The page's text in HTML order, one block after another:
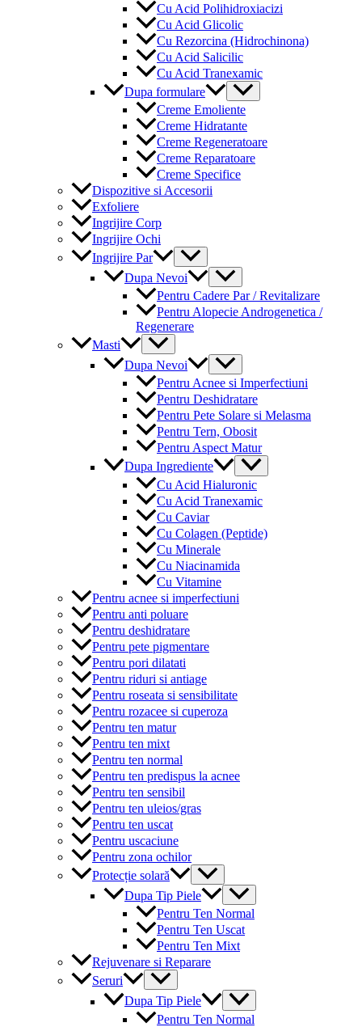
Cu Acid Polihidroxiacizi
Cu Acid Glicolic
Cu Rezorcina (Hidrochinona)
Cu Acid Salicilic
Cu Acid Tranexamic
Dupa formulare
Menu
Toggle
Creme Emoliente
Creme Hidratante
Creme Regeneratoare
Creme Reparatoare
Creme Specifice
Dispozitive si Accesorii
Exfoliere
Ingrijire Corp
Ingrijire Ochi
Ingrijire Par
Menu
Toggle
Dupa Nevoi
Menu
Toggle
Pentru Cadere Par / Revitalizare
Pentru Alopecie Androgenetica /
Regenerare
Masti
Menu
Toggle
Dupa Nevoi
Menu
Toggle
Pentru Acnee si Imperfectiuni
Pentru Deshidratare
Pentru Pete Solare si Melasma
Pentru Tern, Obosit
Pentru Aspect Matur
Dupa Ingrediente
Menu
Toggle
Cu Acid Hialuronic
Cu Acid Tranexamic
Cu Caviar
Cu Colagen (Peptide)
Cu Minerale
Cu Niacinamida
Cu Vitamine
Pentru acnee si imperfectiuni
Pentru anti poluare
Pentru deshidratare
Pentru pete pigmentare
Pentru pori dilatati
Pentru riduri si antiage
Pentru roseata si sensibilitate
Pentru rozacee si cuperoza
Pentru ten matur
Pentru ten mixt
Pentru ten normal
Pentru ten predispus la acnee
Pentru ten sensibil
Pentru ten uleios/gras
Pentru ten uscat
Pentru uscaciune
Pentru zona ochilor
Protecție solară
Menu
Toggle
Dupa Tip Piele
Menu
Toggle
Pentru Ten Normal
Pentru Ten Uscat
Pentru Ten Mixt
Rejuvenare si Reparare
Seruri
Menu
Toggle
Dupa Tip Piele
Menu
Toggle
Pentru Ten Normal